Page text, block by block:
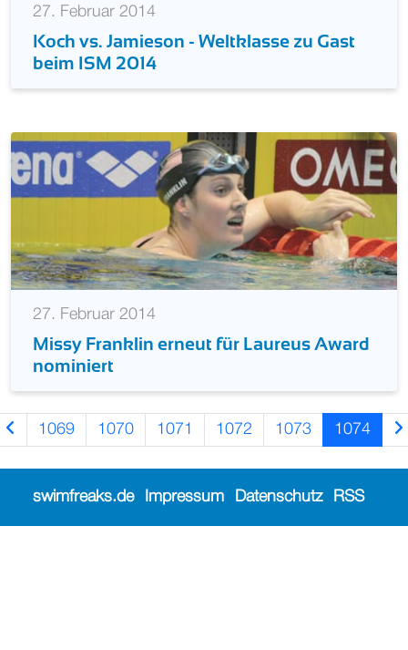
27. Februar 2014
Koch vs. Jamieson - Weltklasse zu Gast
beim ISM 2014
27. Februar 2014
Missy Franklin erneut für Laureus Award
nominiert
1069 1070 1071 1072 1073 1074
swimfreaks.de Impressum Datenschutz RSS